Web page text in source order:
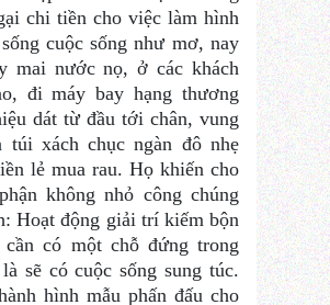
chi tiền cho việc làm hình
cuộc sống như mơ, nay
mai nước nọ, ở các khách
đi máy bay hạng thương
dát từ đầu tới chân, vung
túi xách chục ngàn đô nhẹ
lẻ mua rau. Họ khiến cho
không nhỏ công chúng
Hoạt động giải trí kiếm bộn
có một chỗ đứng trong
sẽ có cuộc sống sung túc.
hình mẫu phấn đấu cho